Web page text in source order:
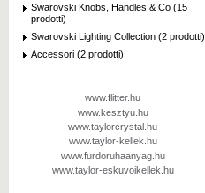
Swarovski Knobs, Handles & Co (15
prodotti)
Swarovski Lighting Collection (2 prodotti)
Accessori (2 prodotti)
www.flitter.hu
www.kesztyu.hu
www.taylorcrystal.hu
www.taylor-kellek.hu
www.furdoruhaanyag.hu
www.taylor-eskuvoikellek.hu